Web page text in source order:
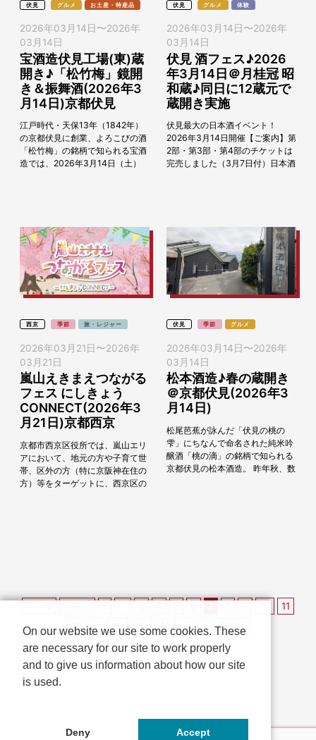
伏見 グルメ お土産・特産品
2026年03月14日 〜2026年
03月14日
宝酒造伏見工場(東)蔵
開き♪「松竹梅」鏡開
き＆振舞酒(2026年3
月14日)京都伏見
江戸時代・天保13年（1842年）
の京都伏見に創業、よろこびの酒
「松竹梅」の銘柄で知られる宝酒
造では、2026年3月14日（土）
伏見 グルメ 体験
2026年03月14日 〜2026年
03月14日
伏見 酒フェス♪2026
年3月14日＠月桂冠 昭
和蔵♪同日に12蔵元で
蔵開き実施
伏見最大の日本酒イベント！
2026年3月14日開催【ご案内】第
2部・第3部・第4部のチケットは
完売しました（3月7日付）日本酒
西京 季節 旅・レジャー
2026年03月21日〜2026年
03月21日
嵐山えきまえつながる
フェス にしきょう
CONNECT(2026年3
月21日)京都西京
京都市西京区役所では、嵐山エリ
アにおいて、地元の方や子育て世
帯、区外の方（特に京阪神在住の
方）等をターゲットに、西京区の
伏見 季節 グルメ
2026年03月14日〜2026年
03月14日
松本酒造♪春の蔵開き
＠京都伏見(2026年3
月14日)
松尾芭蕉が詠んだ「伏見の桃の
雫」にちなんで命名された純米吟
醸酒「桃の滴」の銘柄で知られる
京都伏見の松本酒造。 昨年秋、数
11
12
... 最後 »
On our website we use some cookies. These
are necessary for our site to work properly
and to give us information about how our site
is used.
Deny Accept